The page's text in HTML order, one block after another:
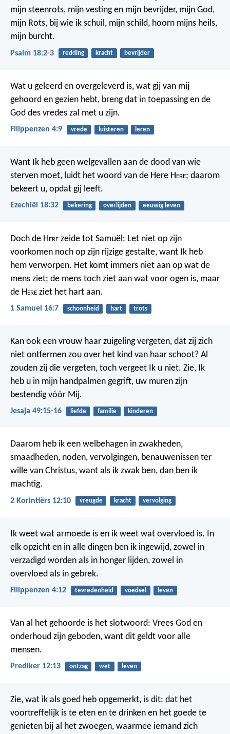
mijn steenrots, mijn vesting en mijn bevrijder, mijn God,
mijn Rots, bij wie ik schuil, mijn schild, hoorn mijns heils,
mijn burcht.
Psalm 18:2-3 redding kracht bevrijder
Wat u geleerd en overgeleverd is, wat gij van mij
gehoord en gezien hebt, breng dat in toepassing en de
God des vredes zal met u zijn.
Filippenzen 4:9 vrede luisteren leren
Want Ik heb geen welgevallen aan de dood van wie
sterven moet, luidt het woord van de Here Here; daarom
bekeert u, opdat gij leeft.
Ezechiël 18:32 bekering overlijden eeuwig leven
Doch de Here zeide tot Samuël: Let niet op zijn
voorkomen noch op zijn rijzige gestalte, want Ik heb
hem verworpen. Het komt immers niet aan op wat de
mens ziet; de mens toch ziet aan wat voor ogen is, maar
de Here ziet het hart aan.
1 Samuel 16:7 schoonheid hart trots
Kan ook een vrouw haar zuigeling vergeten, dat zij zich
niet ontfermen zou over het kind van haar schoot? Al
zouden zij die vergeten, toch vergeet Ik u niet. Zie, Ik
heb u in mijn handpalmen gegrift, uw muren zijn
bestendig vóór Mij.
Jesaja 49:15-16 liefde familie kinderen
Daarom heb ik een welbehagen in zwakheden,
smaadheden, noden, vervolgingen, benauwenissen ter
wille van Christus, want als ik zwak ben, dan ben ik
machtig.
2 Korintiërs 12:10 vreugde kracht vervolging
Ik weet wat armoede is en ik weet wat overvloed is. In
elk opzicht en in alle dingen ben ik ingewijd, zowel in
verzadigd worden als in honger lijden, zowel in
overvloed als in gebrek.
Filippenzen 4:12 tevredenheid voedsel leven
Van al het gehoorde is het slotwoord: Vrees God en
onderhoud zijn geboden, want dit geldt voor alle
mensen.
Prediker 12:13 ontzag wet leven
Zie, wat ik als goed heb opgemerkt, is dit: dat het
voortreffelijk is te eten en te drinken en het goede te
genieten bij al het zwoegen, waarmee iemand zich